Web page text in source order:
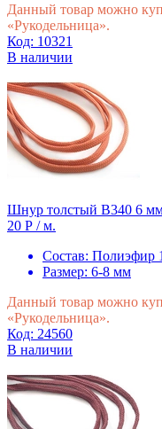
Данный товар можно
«Рукодельница».
Код: 10321
В наличии
Шнур толстый В340 6
20 Р / м.
Состав: Полиэфир
Размер: 6-8 мм
Данный товар можно
«Рукодельница».
Код: 24560
В наличии